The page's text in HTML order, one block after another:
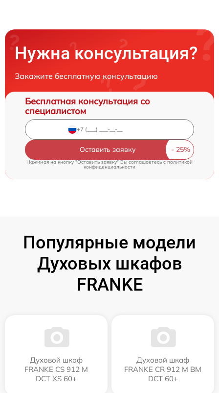
Нужна консультация?
Закажите бесплатную консультацию
Бесплатная консультация со
специалистом
Оставить заявку
Нажимая на кнопку "Оставить заявку" Вы соглашаетесь cполитикой
конфиденциальности
Популярные модели
Духовых шкафов
FRANKE
Духовой шкаф
FRANKE CS 912 M
DCT XS 60+
Духовой шкаф
FRANKE CR 912 M BM
DCT 60+